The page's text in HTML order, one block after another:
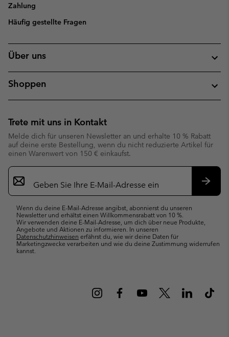
Zahlung
Häufig gestellte Fragen
Über uns
Shoppen
Trete mit uns in Kontakt
Melde dich für unseren Newsletter an und erhalte 10 % Rabatt
auf deine erste Bestellung, wenn du nicht reduzierte Artikel für
einen Warenwert von 150 € einkaufst.
Newsletter-
Anmeldung
Wenn du deine E-Mail-Adresse angibst, abonnierst du unseren
Newsletter und erhältst einen Willkommensrabatt von 10 %.
Wir verwenden deine E-Mail-Adresse, um dich über neue Produkte,
Angebote und Aktionen zu informieren. In unseren
Datenschutzhinweisen erfährst du, wie wir deine Daten für
Marketingzwecke verarbeiten und wie du deine Zustimmung widerrufen
kannst.